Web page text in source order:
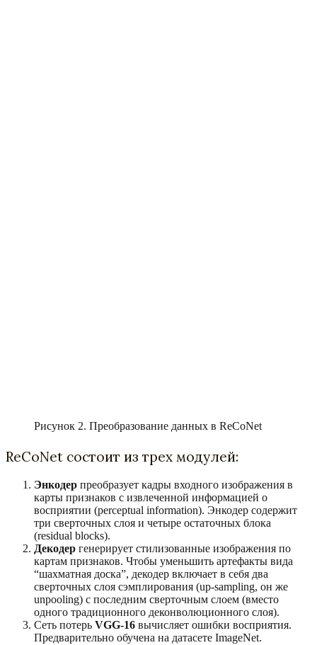
Рисунок 2. Преобразование данных в ReCoNet
ReCoNet состоит из трех модулей:
Энкодер преобразует кадры входного изображения в
карты признаков с извлеченной информацией о
восприятии (perceptual information). Энкодер содержит
три сверточных слоя и четыре остаточных блока
(residual blocks).
Декодер генерирует стилизованные изображения по
картам признаков. Чтобы уменьшить артефакты вида
“шахматная доска”, декодер включает в себя два
сверточных слоя сэмплирования (up-sampling, он же
unpooling) с последним сверточным слоем (вместо
одного традиционного деконволюционного слоя).
Сеть потерь VGG-16 вычисляет ошибки восприятия.
Предварительно обучена на датасете ImageNet.